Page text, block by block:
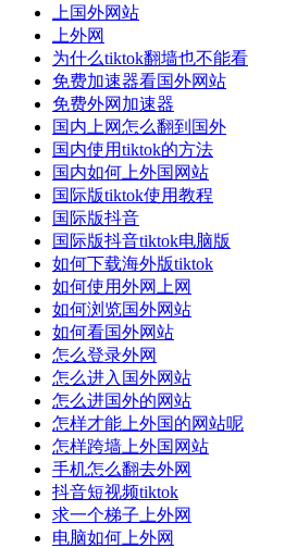
上国外网站
上外网
为什么tiktok翻墙也不能看
免费加速器看国外网站
免费外网加速器
国内上网怎么翻到国外
国内使用tiktok的方法
国内如何上外国网站
国际版tiktok使用教程
国际版抖音
国际版抖音tiktok电脑版
如何下载海外版tiktok
如何使用外网上网
如何浏览国外网站
如何看国外网站
怎么登录外网
怎么进入国外网站
怎么进国外的网站
怎样才能上外国的网站呢
怎样跨墙上外国网站
手机怎么翻去外网
抖音短视频tiktok
求一个梯子上外网
电脑如何上外网